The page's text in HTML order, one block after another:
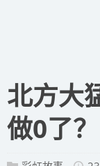
北方大
做0了？